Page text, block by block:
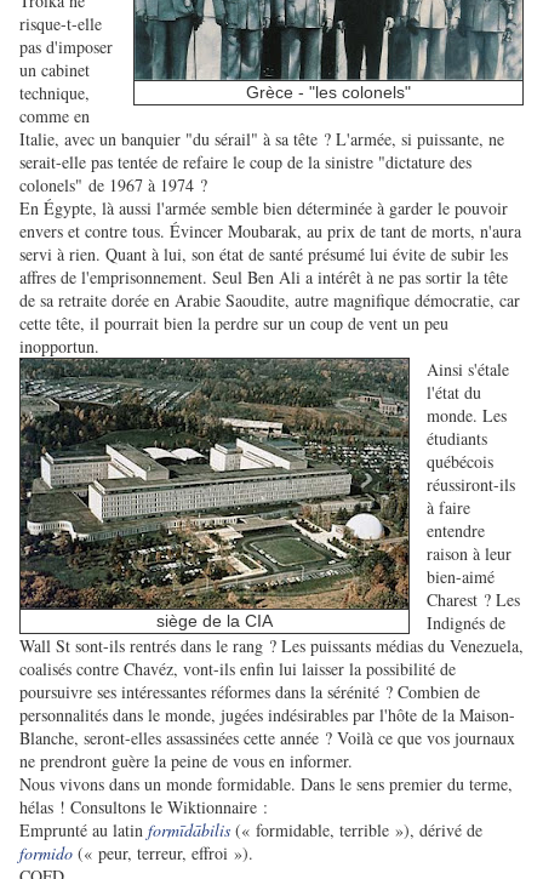
Grèce - "les colonels"
risque-t-elle
pas d'imposer
un cabinet
technique,
comme en
Italie, avec un banquier "du sérail" à sa tête ? L'armée, si puissante, ne
serait-elle pas tentée de refaire le coup de la sinistre "dictature des
colonels" de 1967 à 1974 ?
En Égypte, là aussi l'armée semble bien déterminée à garder le pouvoir
envers et contre tous. Évincer Moubarak, au prix de tant de morts, n'aura
servi à rien. Quant à lui, son état de santé présumé lui évite de subir les
affres de l'emprisonnement. Seul Ben Ali a intérêt à ne pas sortir la tête
de sa retraite dorée en Arabie Saoudite, autre magnifique démocratie, car
cette tête, il pourrait bien la perdre sur un coup de vent un peu
inopportun.
siège de la CIA
Ainsi s'étale
l'état du
monde. Les
étudiants
québécois
réussiront-ils
à faire
entendre
raison à leur
bien-aimé
Charest ? Les
Indignés de
Wall St sont-ils rentrés dans le rang ? Les puissants médias du Venezuela,
coalisés contre Chavéz, vont-ils enfin lui laisser la possibilité de
poursuivre ses intéressantes réformes dans la sérénité ? Combien de
personnalités dans le monde, jugées indésirables par l'hôte de la Maison-
Blanche, seront-elles assassinées cette année ? Voilà ce que vos journaux
ne prendront guère la peine de vous en informer.
Nous vivons dans un monde formidable. Dans le sens premier du terme,
hélas ! Consultons le Wiktionnaire :
Emprunté au latin formīdābilis (« formidable, terrible »), dérivé de
formido (« peur, terreur, effroi »).